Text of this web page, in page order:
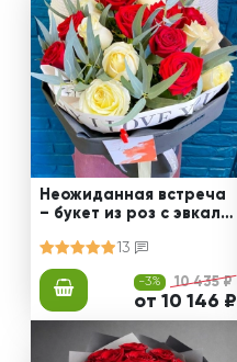
Неожиданная встреча
– букет из роз с эвкали
13
-3% 10 435 ₽
от 10 146 ₽